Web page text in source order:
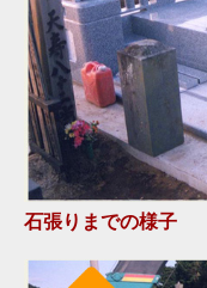
石張りまでの様子